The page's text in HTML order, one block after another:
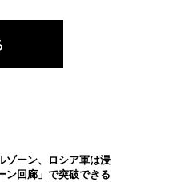
ゾーン、ロシア軍は浸
ン回廊」で突破できる